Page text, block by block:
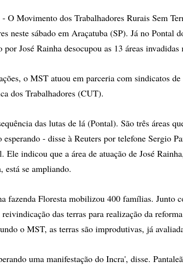
O Movimento dos Trabalhadores Rurais Sem
neste sábado em Araçatuba (SP). Já no Pontal
José Rainha desocupou as 13 áreas
o MST atuou em parceria com sindicatos
dos Trabalhadores (CUT).
das lutas de lá (Pontal). São três áreas
esperando - disse à Reuters por telefone Sergio
Ele indicou que a área de atuação de José
está se ampliando.
fazenda Floresta mobilizou 400 famílias. Junto
das terras para realização da
o MST, as terras são improdutivas, já
uma manifestação do Incra', disse.